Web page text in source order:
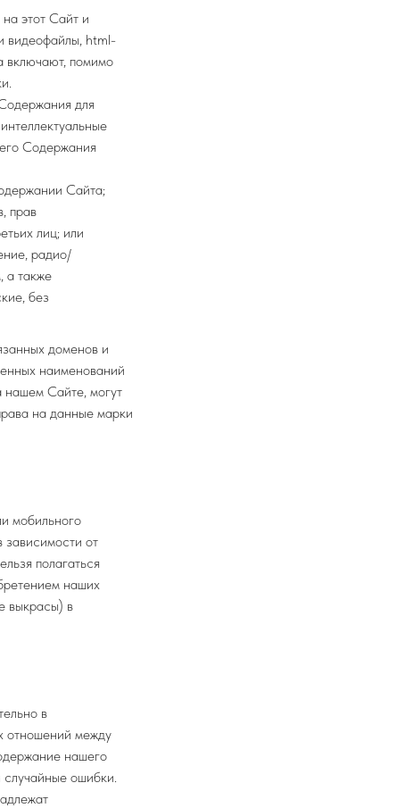
этот Сайт и
видеофайлы, html-
включают, помимо
для
Содержания
Сайта;
прав
лиц; или
радио/
а также
без
доменов и
наименований
нашем Сайте, могут
на данные марки
мобильного
зависимости от
полагаться
наших
выкрасы) в
в
отношений между
нашего
ошибки.